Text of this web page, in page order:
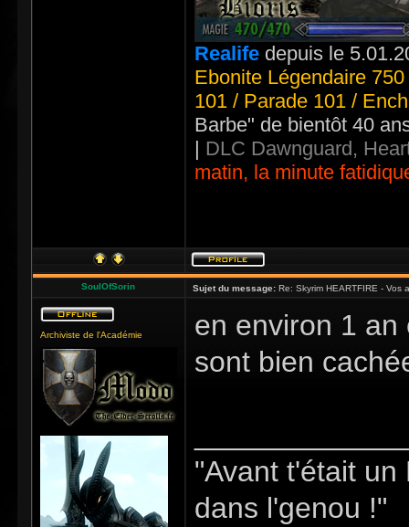
Realife depuis le
Ebonite Légendaire
101 / Parade 101 /
Barbe" de bientôt 40
| DLC Dawnguard,
matin, la minute
SoulOfSorin Sujet du message: Re: Skyrim HEARTFIRE - Vos
Archiviste de l'Académie
en environ 1
sont bien
"Avant t'était
dans l'genou !"